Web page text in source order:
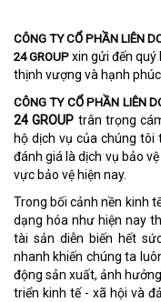
CÔNG TY CỔ PHẦN LIÊN
24 GROUP xin gửi đến quý
thịnh vượng và hạnh phúc.
CÔNG TY CỔ PHẦN LIÊN
24 GROUP trân trọng
hộ dịch vụ của chúng
đánh giá là dịch vụ bảo
vực bảo vệ hiện nay.
Trong bối cảnh nền kinh
dạng hóa như hiện nay
tài sản diễn biến hết
nhanh khiến chúng ta
động sản xuất, ảnh
triển kinh tế - xã hội và